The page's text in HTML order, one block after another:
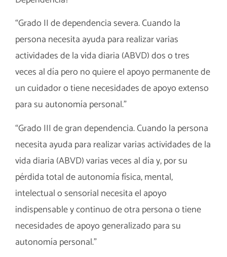
“Grado II de dependencia severa. Cuando la
persona necesita ayuda para realizar varias
actividades de la vida diaria (ABVD) dos o tres
veces al día pero no quiere el apoyo permanente de
un cuidador o tiene necesidades de apoyo extenso
para su autonomía personal.”
“Grado III de gran dependencia. Cuando la persona
necesita ayuda para realizar varias actividades de la
vida diaria (ABVD) varias veces al día y, por su
pérdida total de autonomía física, mental,
intelectual o sensorial necesita el apoyo
indispensable y continuo de otra persona o tiene
necesidades de apoyo generalizado para su
autonomía personal.”